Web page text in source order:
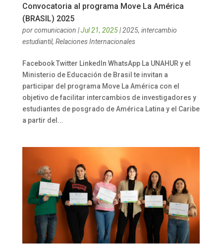
Convocatoria al programa Move La América
(BRASIL) 2025
porcomunicacion |Jul 21, 2025|2025, intercambio
estudiantil, Relaciones Internacionales
Facebook Twitter LinkedIn WhatsApp La UNAHUR y el
Ministerio de Educación de Brasil te invitan a
participar del programa Move La América con el
objetivo de facilitar intercambios de investigadores y
estudiantes de posgrado de América Latina y el Caribe
a partir del...